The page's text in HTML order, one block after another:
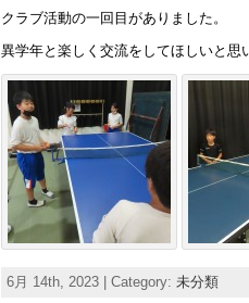
クラブ活動の一回目がありました。
異学年と楽しく交流をしてほしいと思
6月 14th, 2023 | Category: 未分類